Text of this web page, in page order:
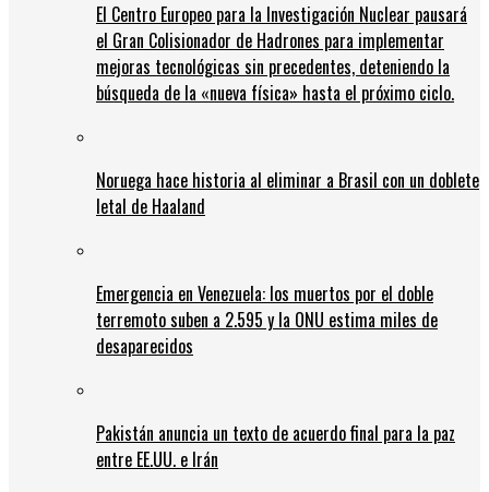
El Centro Europeo para la Investigación Nuclear pausará
el Gran Colisionador de Hadrones para implementar
mejoras tecnológicas sin precedentes, deteniendo la
búsqueda de la «nueva física» hasta el próximo ciclo.
Noruega hace historia al eliminar a Brasil con un doblete
letal de Haaland
Emergencia en Venezuela: los muertos por el doble
terremoto suben a 2.595 y la ONU estima miles de
desaparecidos
Pakistán anuncia un texto de acuerdo final para la paz
entre EE.UU. e Irán